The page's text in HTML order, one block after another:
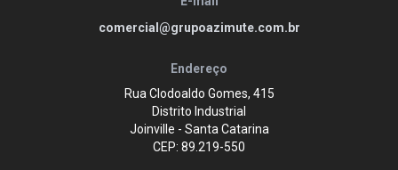
comercial@grupoazimute.com.br
Endereço
Rua Clodoaldo Gomes, 415
Distrito Industrial
Joinville - Santa Catarina
CEP: 89.219-550